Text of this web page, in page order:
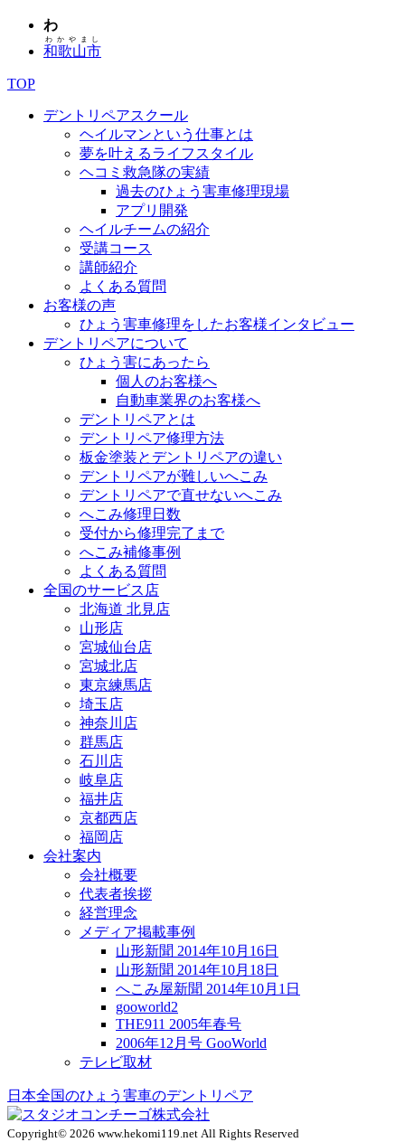
わ
和歌山市
わかやまし
TOP
デントリペアスクール
ヘイルマンという仕事とは
夢を叶えるライフスタイル
ヘコミ救急隊の実績
過去のひょう害車修理現場
アプリ開発
ヘイルチームの紹介
受講コース
講師紹介
よくある質問
お客様の声
ひょう害車修理をしたお客様インタビュー
デントリペアについて
ひょう害にあったら
個人のお客様へ
自動車業界のお客様へ
デントリペアとは
デントリペア修理方法
板金塗装とデントリペアの違い
デントリペアが難しいへこみ
デントリペアで直せないへこみ
へこみ修理日数
受付から修理完了まで
へこみ補修事例
よくある質問
全国のサービス店
北海道 北見店
山形店
宮城仙台店
宮城北店
東京練馬店
埼玉店
神奈川店
群馬店
石川店
岐阜店
福井店
京都西店
福岡店
会社案内
会社概要
代表者挨拶
経営理念
メディア掲載事例
山形新聞 2014年10月16日
山形新聞 2014年10月18日
へこみ屋新聞 2014年10月1日
gooworld2
THE911 2005年春号
2006年12月号 GooWorld
テレビ取材
日本全国のひょう害車のデントリペア
Copyright© 2026 www.hekomi119.net All Rights Reserved